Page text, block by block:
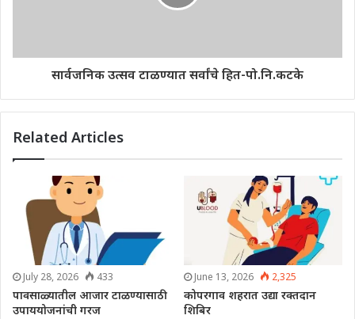
सार्वजनिक उत्सव टाळण्यात सर्वांचे हित-पो.नि.कटके
Related Articles
July 28, 2026 433
पावसाळ्यातील आजार टाळण्यासाठी
उपाययोजनांची गरज
June 13, 2026 2,325
कोपरगाव शहरात उद्या रक्तदान
शिबिर